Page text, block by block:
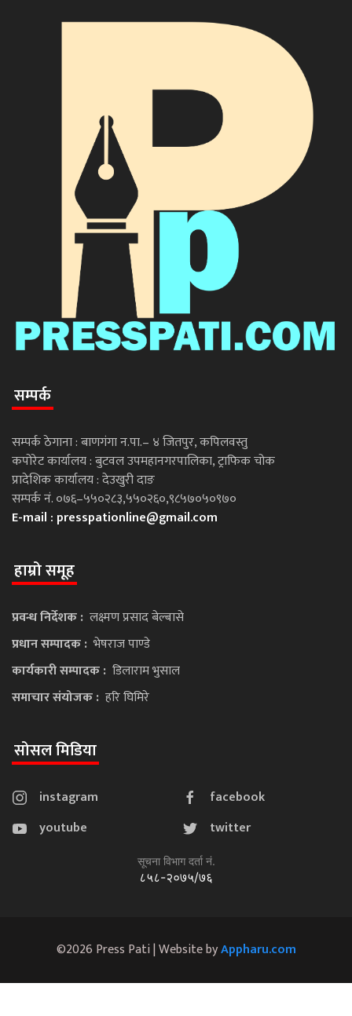
सम्पर्क
सम्पर्क ठेगाना : बाणगंगा न.पा.– ४ जितपुर, कपिलवस्तु
कपोरेट कार्यालय : बुटवल उपमहानगरपालिका, ट्राफिक चोक
प्रादेशिक कार्यालय : देउखुरी दाङ
सम्पर्क नं. ०७६–५५०२८३,५५०२६०,९८५७०५०९७०
E-mail : presspationline@gmail.com
हाम्रो समूह
प्रवन्ध निर्देशक : लक्ष्मण प्रसाद बेल्बासे
प्रधान सम्पादक : भेषराज पाण्डे
कार्यकारी सम्पादक : डिलाराम भुसाल
समाचार संयोजक : हरि घिमिरे
सोसल मिडिया
instagram
facebook
youtube
twitter
सूचना विभाग दर्ता नं.
८५८-२०७५/७६
©2026 Press Pati | Website byAppharu.com